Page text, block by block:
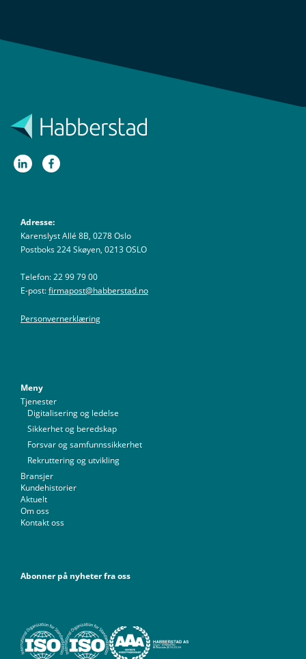
Adresse:
Karenslyst Allé 8B, 0278 Oslo
Postboks 224 Skøyen, 0213 OSLO
Telefon: 22 99 79 00
E-post:firmapost@habberstad.no
Personvernerklæring
Meny
Tjenester
Digitalisering og ledelse
Sikkerhet og beredskap
Forsvar og samfunnssikkerhet
Rekruttering og utvikling
Bransjer
Kundehistorier
Aktuelt
Om oss
Kontakt oss
Abonner på nyheter fra oss